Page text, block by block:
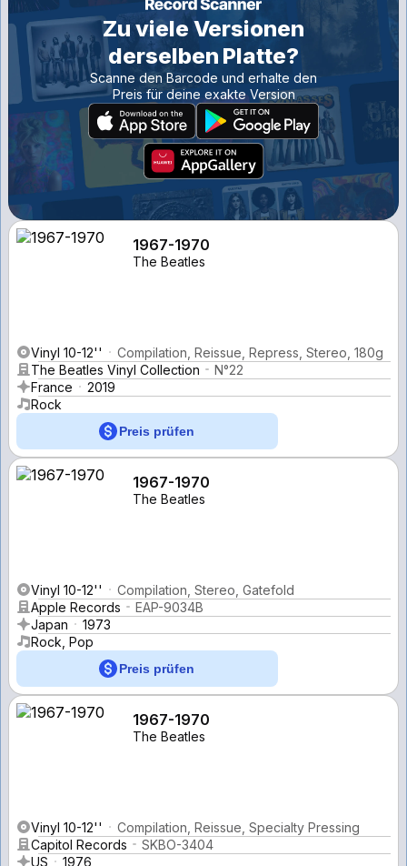
Zu viele Versionen
derselben Platte?
Scanne den Barcode und erhalte den
Preis für deine exakte Version
1967-1970
The Beatles
Vinyl 10-12''
Compilation, Reissue, Repress, Stereo, 180g
The Beatles Vinyl Collection
N°22
France
2019
Rock
Preis prüfen
1967-1970
The Beatles
Vinyl 10-12''
Compilation, Stereo, Gatefold
Apple Records
EAP-9034B
Japan
1973
Rock, Pop
Preis prüfen
1967-1970
The Beatles
Vinyl 10-12''
Compilation, Reissue, Specialty Pressing
Capitol Records
SKBO-3404
US
1976